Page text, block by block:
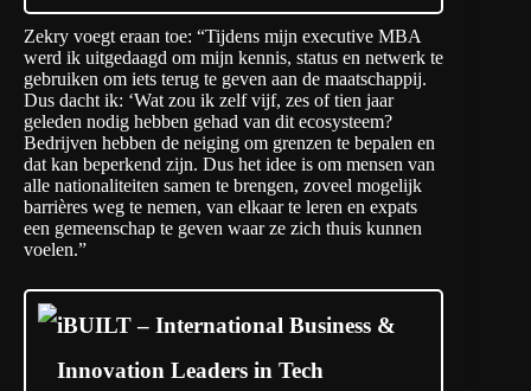
Zekry voegt eraan toe: “Tijdens mijn executive MBA
werd ik uitgedaagd om mijn kennis, status en netwerk te
gebruiken om iets terug te geven aan de maatschappij.
Dus dacht ik: ‘Wat zou ik zelf vijf, zes of tien jaar
geleden nodig hebben gehad van dit ecosysteem?
Bedrijven hebben de neiging om grenzen te bepalen en
dat kan beperkend zijn. Dus het idee is om mensen van
alle nationaliteiten samen te brengen, zoveel mogelijk
barrières weg te nemen, van elkaar te leren en expats
een gemeenschap te geven waar ze zich thuis kunnen
voelen.”
iBUILT – International Business &
Innovation Leaders in Tech